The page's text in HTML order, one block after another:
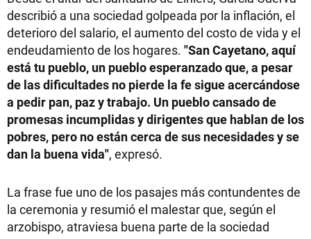
describió a una sociedad golpeada por la inflación, el
deterioro del salario, el aumento del costo de vida y el
endeudamiento de los hogares. "San Cayetano, aquí
está tu pueblo, un pueblo esperanzado que, a pesar
de las dificultades no pierde la fe sigue acercándose
a pedir pan, paz y trabajo. Un pueblo cansado de
promesas incumplidas y dirigentes que hablan de los
pobres, pero no están cerca de sus necesidades y se
dan la buena vida", expresó.
La frase fue uno de los pasajes más contundentes de
la ceremonia y resumió el malestar que, según el
arzobispo, atraviesa buena parte de la sociedad